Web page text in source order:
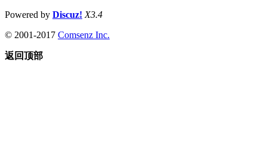
Powered by Discuz! X3.4
© 2001-2017 Comsenz Inc.
返回顶部